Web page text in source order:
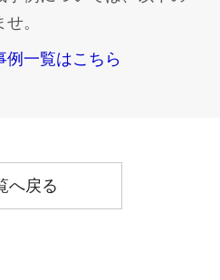
。
例一覧はこちら
へ戻る